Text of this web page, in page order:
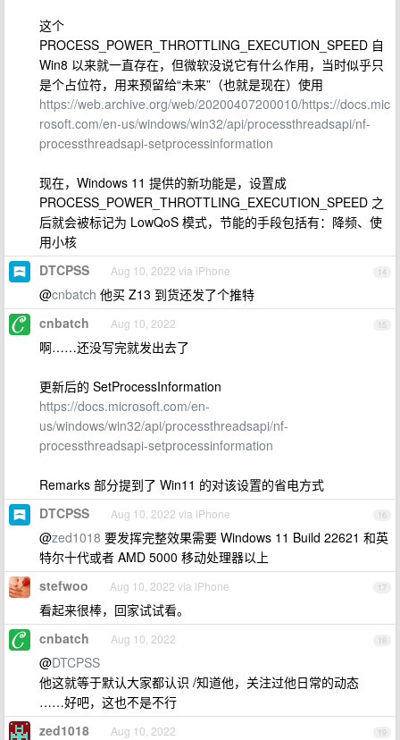
这个
PROCESS_POWER_THROTTLING_EXECUTION_SPEED 自
Win8 以来就一直存在，但微软没说它有什么作用，当时似乎只
是个占位符，用来预留给“未来”（也就是现在）使用
https://web.archive.org/web/20200407200010/https://docs.mic
rosoft.com/en-us/windows/win32/api/processthreadsapi/nf-
processthreadsapi-setprocessinformation
现在，Windows 11 提供的新功能是，设置成
PROCESS_POWER_THROTTLING_EXECUTION_SPEED 之
后就会被标记为 LowQoS 模式，节能的手段包括有：降频、使
用小核
14
DTCPSS Aug 10, 2022 via iPhone
@cnbatch 他买 Z13 到货还发了个推特
15
cnbatch Aug 10, 2022
啊……还没写完就发出去了
更新后的 SetProcessInformation
https://docs.microsoft.com/en-
us/windows/win32/api/processthreadsapi/nf-
processthreadsapi-setprocessinformation
Remarks 部分提到了 Win11 的对该设置的省电方式
16
DTCPSS Aug 10, 2022 via iPhone
@zed1018 要发挥完整效果需要 Windows 11 Build 22621 和英
特尔十代或者 AMD 5000 移动处理器以上
17
stefwoo Aug 10, 2022 via iPhone
看起来很棒，回家试试看。
18
cnbatch Aug 10, 2022
@DTCPSS
他这就等于默认大家都认识 /知道他，关注过他日常的动态
……好吧，这也不是不行
19
zed1018 Aug 10, 2022